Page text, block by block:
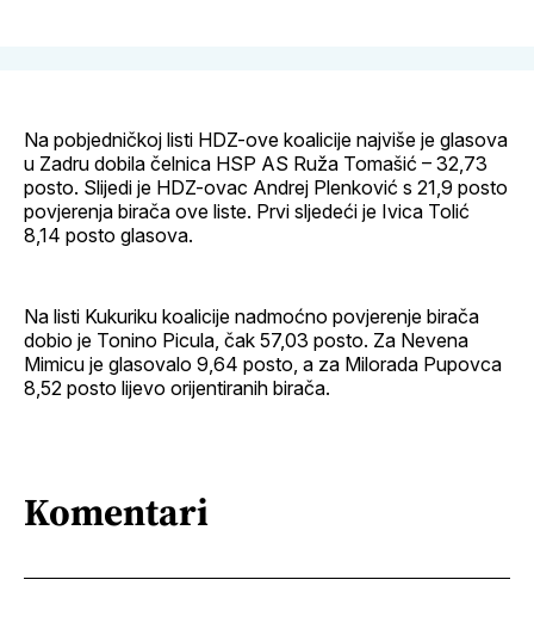
Na pobjedničkoj listi HDZ-ove koalicije najviše je glasova
u Zadru dobila čelnica HSP AS Ruža Tomašić – 32,73
posto. Slijedi je HDZ-ovac Andrej Plenković s 21,9 posto
povjerenja birača ove liste. Prvi sljedeći je Ivica Tolić
8,14 posto glasova.
Na listi Kukuriku koalicije nadmoćno povjerenje birača
dobio je Tonino Picula, čak 57,03 posto. Za Nevena
Mimicu je glasovalo 9,64 posto, a za Milorada Pupovca
8,52 posto lijevo orijentiranih birača.
Komentari